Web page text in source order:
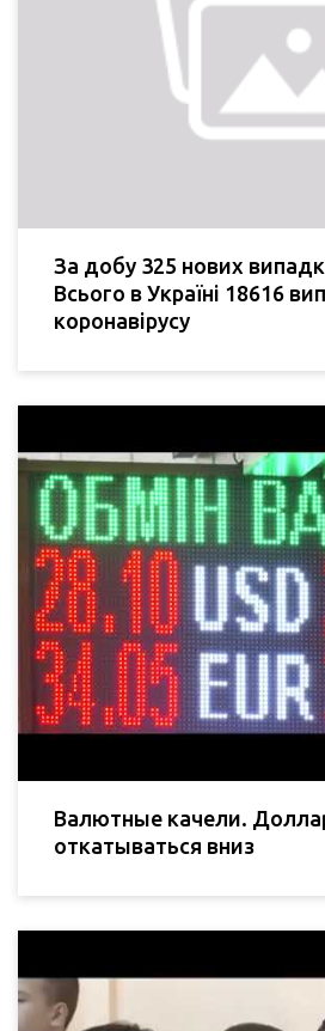
За добу 325 нових
Всього в Україні 18616
коронавірусу
Валютные качели.
откатываться вниз